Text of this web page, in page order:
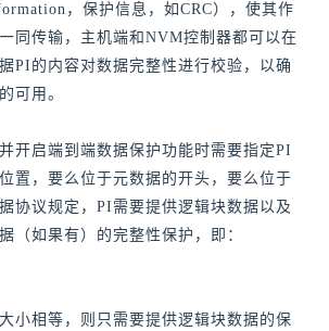
，保护信息，如CRC），使其作
同传输，主机端和NVM控制器都可以在
PI的内容对数据完整性进行校验，以确
可用。
开启端到端数据保护功能时需要指定PI
置，要么位于元数据的开头，要么位于
协议规定，PI需要提供逻辑块数据以及
（如果有）的完整性保护，即：
小相等，则只需要提供逻辑块数据的保